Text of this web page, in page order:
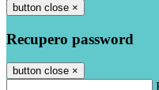
button close ×
Recupero password
button close ×